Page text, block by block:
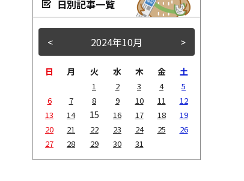
日別記事一覧
< >
2024年10月
日 月 火 水 木 金 土
1 2 3 4
5
6
7 8 9 10 11
12
13
14 15 16 17 18
19
20
21 22 23 24 25
26
27
28 29 30 31